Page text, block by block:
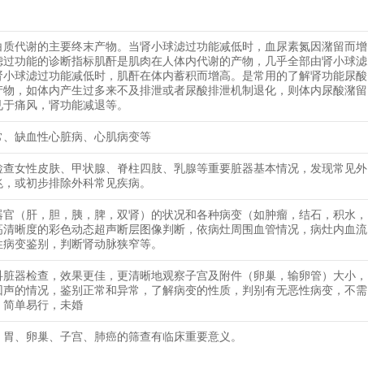
质代谢的主要终末产物。当肾小球滤过功能减低时，血尿素氮因潴留而增
功能的诊断指标肌酐是肌肉在人体内代谢的产物，几乎全部由肾小球滤
球滤过功能减低时，肌酐在体内蓄积而增高。是常用的了解肾功能尿酸
，如体内产生过多来不及排泄或者尿酸排泄机制退化，则体内尿酸潴留
痛风，肾功能减退等。
缺血性心脏病、心肌病变等
女性皮肤、甲状腺、脊柱四肢、乳腺等重要脏器基本情况，发现常见外
或初步排除外科常见疾病。
（肝，胆，胰，脾，双肾）的状况和各种病变（如肿瘤，结石，积水，
清晰度的彩色动态超声断层图像判断，依病灶周围血管情况，病灶内血流
变鉴别，判断肾动脉狭窄等。
器检查，效果更佳，更清晰地观察子宫及附件（卵巢，输卵管）大小，
的情况，鉴别正常和异常，了解病变的性质，判别有无恶性病变，不需
单易行，未婚
、卵巢、子宫、肺癌的筛查有临床重要意义。